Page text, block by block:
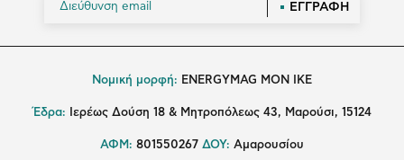
ΕΓΓΡΑΦΗ
Νομική μορφή: ENERGYMAG MON IKE
Έδρα: Ιερέως Δούση 18 & Μητροπόλεως 43, Μαρούσι, 15124
ΑΦΜ: 801550267 ΔΟΥ: Αμαρουσίου